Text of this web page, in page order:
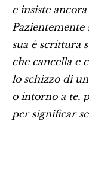
e insiste
Pazientemente
sua è scrittura
che cancella e
lo schizzo di
o intorno a te,
per significar